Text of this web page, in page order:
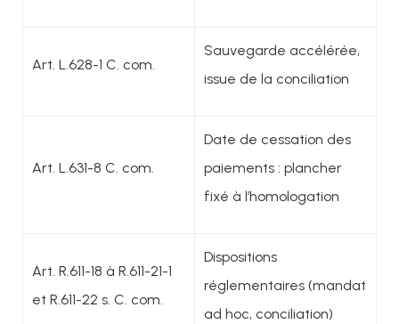
Art. L.628-1 C. com.
Sauvegarde accélérée,
issue de la conciliation
Art. L.631-8 C. com.
Date de cessation des
paiements : plancher
fixé à l’homologation
Art. R.611-18 à R.611-21-1
et R.611-22 s. C. com.
Dispositions
réglementaires (mandat
ad hoc, conciliation)